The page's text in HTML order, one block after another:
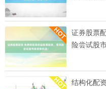
证券股票
险尝试股
结构化配